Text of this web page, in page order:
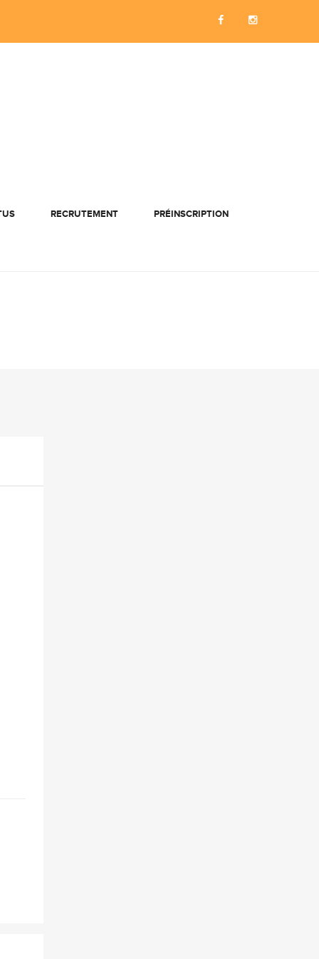
RECRUTEMENT PRÉINSCRIPTION